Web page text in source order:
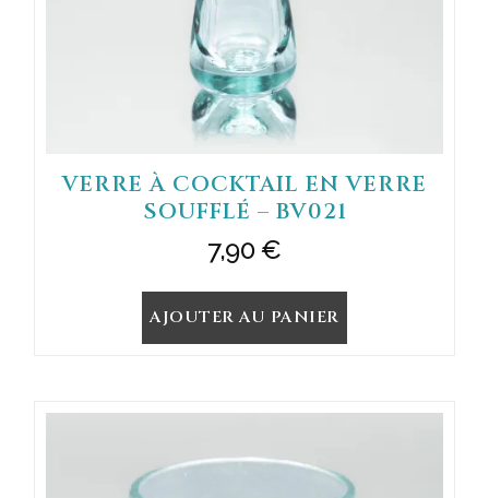
VERRE À COCKTAIL EN VERRE
SOUFFLÉ – BV021
7,90€
AJOUTER AU PANIER